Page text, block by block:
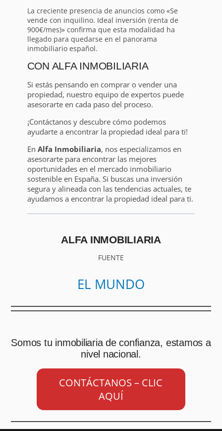
La creciente presencia de anuncios como «Se
vende con inquilino. Ideal inversión (renta de
900€/mes)» confirma que esta modalidad ha
llegado para quedarse en el panorama
inmobiliario español.
CON ALFA INMOBILIARIA
Si estás pensando en comprar o vender una
propiedad, nuestro equipo de expertos puede
asesorarte en cada paso del proceso.
¡Contáctanos y descubre cómo podemos
ayudarte a encontrar la propiedad ideal para ti!
En Alfa Inmobiliaria, nos especializamos en
asesorarte para encontrar las mejores
oportunidades en el mercado inmobiliario
sostenible en España. Si buscas una inversión
segura y alineada con las tendencias actuales, te
ayudamos a encontrar la propiedad ideal para ti.
ALFA INMOBILIARIA
FUENTE
EL MUNDO
Somos tu inmobiliaria de confianza, estamos a
nivel nacional.
CONTÁCTANOS – CLIC
AQUÍ